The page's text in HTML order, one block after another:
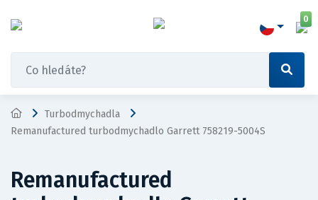
0
Turbodmychadla
Remanufactured turbodmychadlo Garrett 758219-5004S
Remanufactured